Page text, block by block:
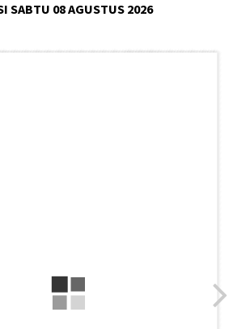
SABTU 08 AGUSTUS 2026